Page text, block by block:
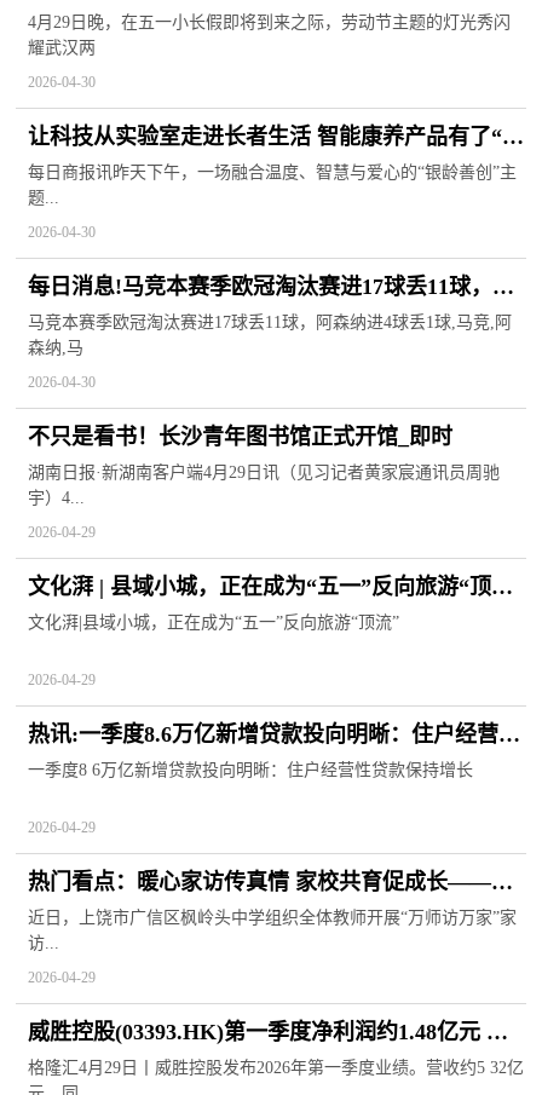
4月29日晚，在五一小长假即将到来之际，劳动节主题的灯光秀闪
耀武汉两
2026-04-30
让科技从实验室走进长者生活 智能康养产品有了“实
战考场”|通讯
每日商报讯昨天下午，一场融合温度、智慧与爱心的“银龄善创”主
题...
2026-04-30
每日消息!马竞本赛季欧冠淘汰赛进17球丢11球，阿
森纳进4球丢1球
马竞本赛季欧冠淘汰赛进17球丢11球，阿森纳进4球丢1球,马竞,阿
森纳,马
2026-04-30
不只是看书！长沙青年图书馆正式开馆_即时
湖南日报·新湖南客户端4月29日讯（见习记者黄家宸通讯员周驰
宇）4...
2026-04-29
文化湃 | 县域小城，正在成为“五一”反向旅游“顶流”
焦点快看
文化湃|县域小城，正在成为“五一”反向旅游“顶流”
2026-04-29
热讯:一季度8.6万亿新增贷款投向明晰：住户经营性
贷款保持增长
一季度8 6万亿新增贷款投向明晰：住户经营性贷款保持增长
2026-04-29
热门看点：暖心家访传真情 家校共育促成长——上
饶市广信区枫岭头中学扎实开展“万师访万家”活动
近日，上饶市广信区枫岭头中学组织全体教师开展“万师访万家”家
访...
2026-04-29
威胜控股(03393.HK)第一季度净利润约1.48亿元 同
比增加6.4%
格隆汇4月29日丨威胜控股发布2026年第一季度业绩。营收约5 32亿